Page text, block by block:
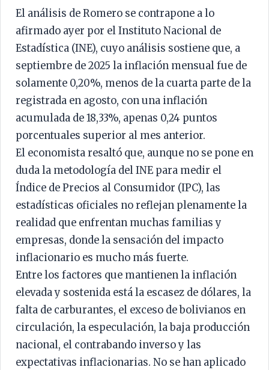
El análisis de Romero se contrapone a lo
afirmado ayer por el Instituto Nacional de
Estadística (INE), cuyo análisis sostiene que, a
septiembre de 2025 la inflación mensual fue de
solamente 0,20%, menos de la cuarta parte de la
registrada en agosto, con una inflación
acumulada de 18,33%, apenas 0,24 puntos
porcentuales superior al mes anterior.
El economista resaltó que, aunque no se pone en
duda la metodología del INE para medir el
Índice de Precios al Consumidor (IPC), las
estadísticas oficiales no reflejan plenamente la
realidad que enfrentan muchas familias y
empresas, donde la sensación del impacto
inflacionario es mucho más fuerte.
Entre los factores que mantienen la inflación
elevada y sostenida está la escasez de dólares, la
falta de carburantes, el exceso de bolivianos en
circulación, la especulación, la baja producción
nacional, el contrabando inverso y las
expectativas inflacionarias. No se han aplicado